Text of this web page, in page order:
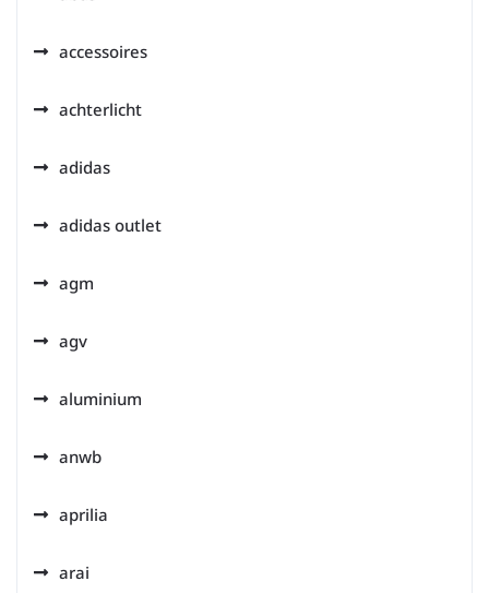
accessoires
achterlicht
adidas
adidas outlet
agm
agv
aluminium
anwb
aprilia
arai